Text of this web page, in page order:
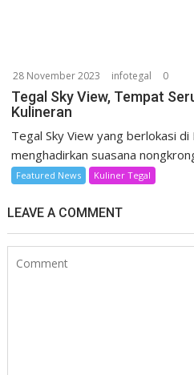
28 November 2023 infotegal 0
Tegal Sky View, Tempat
Kulineran
Tegal Sky View yang berlokasi
menghadirkan suasana
Featured News Kuliner Tegal
LEAVE A COMMENT